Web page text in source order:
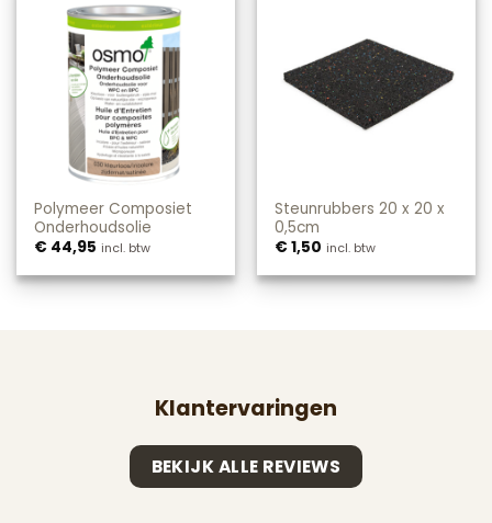
Polymeer Composiet
Onderhoudsolie
€ 44,95 incl. btw
Steunrubbers 20 x 20 x
0,5cm
€1,50 incl. btw
Klantervaringen
BEKIJK ALLE REVIEWS